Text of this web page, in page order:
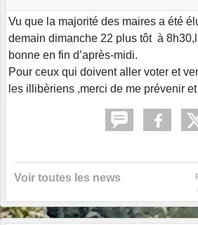
Vu que la majorité des maires a été
demain dimanche 22 plus tôt à
bonne en fin d’après-midi.
Pour ceux qui doivent aller voter et
les illibèriens ,merci de me prévenir
Voir toutes les news